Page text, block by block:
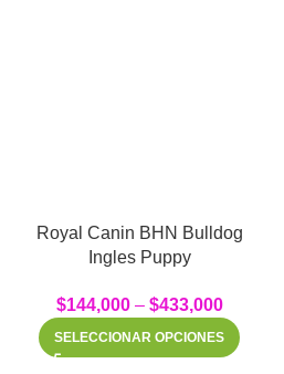
Royal Canin BHN Bulldog
Ingles Puppy
$144,000– $433,000
SELECCIONAR OPCIONES